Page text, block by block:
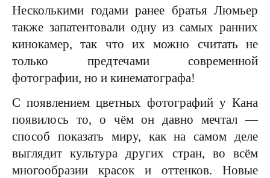
Несколькими годами ранее братья Люмьер
также запатентовали одну из самых ранних
кинокамер, так что их можно считать не
только предтечами современной
фотографии, но и кинематографа!
С появлением цветных фотографий у Кана
появилось то, о чём он давно мечтал —
способ показать миру, как на самом деле
выглядит культура других стран, во всём
многообразии красок и оттенков. Новые